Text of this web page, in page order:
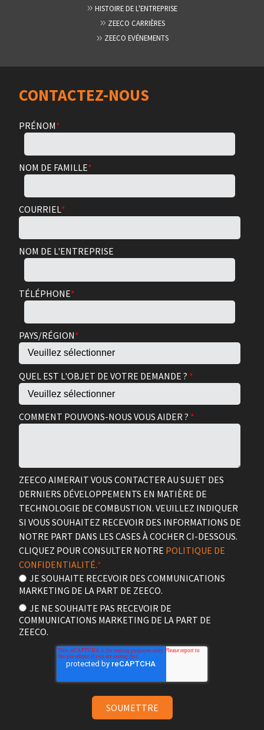
HISTOIRE DE L'ENTREPRISE
ZEECO CARRIÈRES
ZEECO EVÉNEMENTS
CONTACTEZ-NOUS
PRÉNOM*
NOM DE FAMILLE*
COURRIEL*
NOM DE L'ENTREPRISE
TÉLÉPHONE*
PAYS/RÉGION*
QUEL EST L'OBJET DE VOTRE DEMANDE ? *
COMMENT POUVONS-NOUS VOUS AIDER ? *
ZEECO AIMERAIT VOUS CONTACTER AU SUJET DES
DERNIERS DÉVELOPPEMENTS EN MATIÈRE DE
TECHNOLOGIE DE COMBUSTION. VEUILLEZ INDIQUER
SI VOUS SOUHAITEZ RECEVOIR DES INFORMATIONS DE
NOTRE PART DANS LES CASES À COCHER CI-DESSOUS.
CLIQUEZ POUR CONSULTER NOTRE POLITIQUE DE
CONFIDENTIALITÉ.*
JE SOUHAITE RECEVOIR DES COMMUNICATIONS
MARKETING DE LA PART DE ZEECO.
JE NE SOUHAITE PAS RECEVOIR DE
COMMUNICATIONS MARKETING DE LA PART DE
ZEECO.